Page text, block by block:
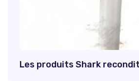
Les produits Shark